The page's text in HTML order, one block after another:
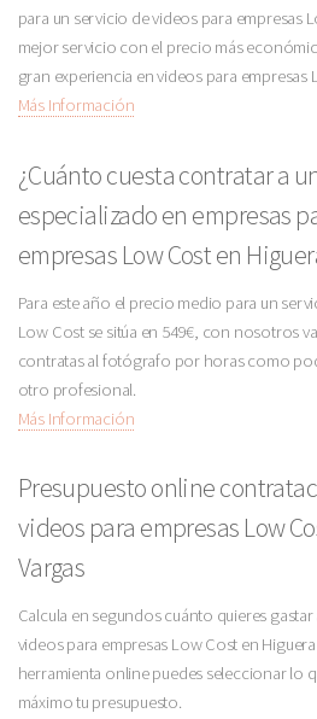
para un servicio de videos para empresas
mejor servicio con el precio más
gran experiencia en videos para empresas
Más Información
¿Cuánto cuesta contratar a
especializado en empresas
empresas Low Cost en
Para este año el precio medio para un
Low Cost se sitúa en 549€, con nosotros
contratas al fotógrafo por horas como
otro profesional.
Más Información
Presupuesto online
videos para empresas Low
Vargas
Calcula en segundos cuánto quieres
videos para empresas Low Cost en
herramienta online puedes seleccionar lo
máximo tu presupuesto.